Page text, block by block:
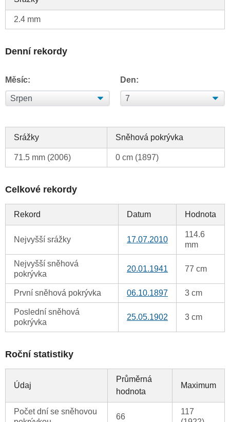
2.4 mm
Denní rekordy
Měsíc: Den:
Srážky Sněhová pokrývka
71.5 mm (2006) 0 cm (1897)
Celkové rekordy
Rekord Datum Hodnota
Nejvyšší srážky 17.07.2010
114.6
mm
Nejvyšší sněhová
pokrývka
20.01.1941 77 cm
První sněhová pokrývka 06.10.1897 3 cm
Poslední sněhová
pokrývka
25.05.1902 3 cm
Roční statistiky
Údaj
Průměrná
hodnota
Maximum
Počet dní se sněhovou
66
117